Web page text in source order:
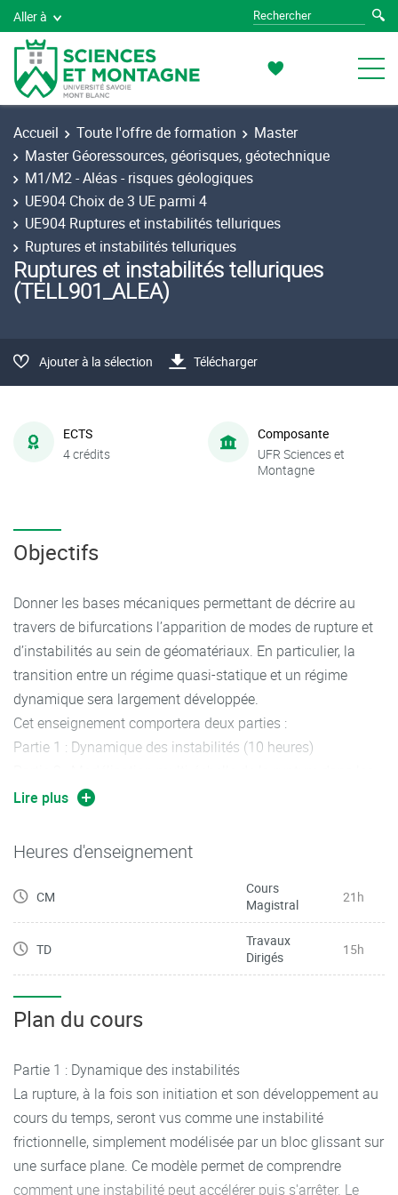
Aller à
Accueil Toute l'offre de formation
Master
Master Géoressources, géorisques, géotechnique
M1/M2 - Aléas - risques géologiques
UE904 Choix de 3 UE parmi 4
UE904 Ruptures et instabilités telluriques
Ruptures et instabilités telluriques
Ruptures et instabilités telluriques
(TELL901_ALEA)
Ajouter à la sélection Télécharger
ECTS
4 crédits
Composante
UFR Sciences et
Montagne
Objectifs
Donner les bases mécaniques permettant de décrire au
travers de bifurcations l’apparition de modes de rupture et
d’instabilités au sein de géomatériaux. En particulier, la
transition entre un régime quasi-statique et un régime
dynamique sera largement développée.
Cet enseignement comportera deux parties :
Partie 1 : Dynamique des instabilités (10 heures)
géomatériaux (26 heures)
Lire plus
Heures d'enseignement
CM
Cours
Magistral
21h
TD
Travaux
Dirigés
15h
Plan du cours
Partie 1 : Dynamique des instabilités
La rupture, à la fois son initiation et son développement au
cours du temps, seront vus comme une instabilité
frictionnelle, simplement modélisée par un bloc glissant sur
une surface plane. Ce modèle permet de comprendre
comment une instabilité peut accélérer puis s'arrêter. Le